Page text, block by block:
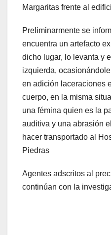
Margaritas frente al
Preliminarmente se
encuentra un artefacto
dicho lugar, lo levanta y
izquierda,
en adición laceraciones
cuerpo, en la misma
una fémina quien es la
auditiva y una abrasión
hacer transportado al
Piedras
Agentes adscritos al
continúan con la